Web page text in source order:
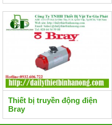
Thiết bị truyền động điện
Bray